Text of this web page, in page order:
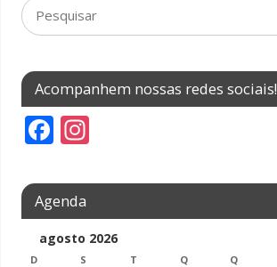
Acompanhem nossas redes sociais!
F
ac
e
b
o
In
a
gr
a
Agenda
agosto 2026
D S T Q Q